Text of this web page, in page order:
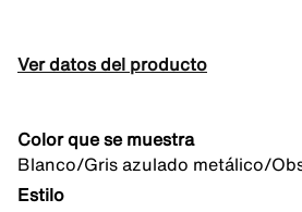
Ver datos del producto
Color que se muestra
Blanco/Gris azulado metálico/
Estilo